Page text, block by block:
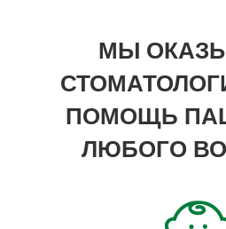
МЫ
ПОМОЩЬ
ЛЮБОГО